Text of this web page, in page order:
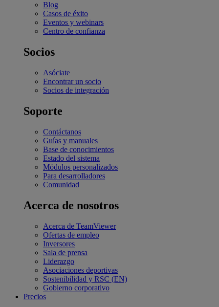
Blog
Casos de éxito
Eventos y webinars
Centro de confianza
Socios
Asóciate
Encontrar un socio
Socios de integración
Soporte
Contáctanos
Guías y manuales
Base de conocimientos
Estado del sistema
Módulos personalizados
Para desarrolladores
Comunidad
Acerca de nosotros
Acerca de TeamViewer
Ofertas de empleo
Inversores
Sala de prensa
Liderazgo
Asociaciones deportivas
Sostenibilidad y RSC (EN)
Gobierno corporativo
Precios